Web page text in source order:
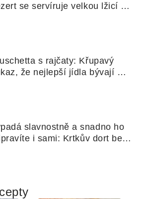
se servíruje velkou lžicí
s rajčaty: Křupavý
že nejlepší jídla bývají
slavnostně a snadno ho
i sami: Krtkův dort bez